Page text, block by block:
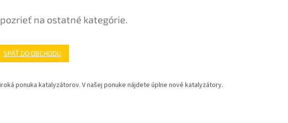
na ostatné kategórie.
SPÄŤ DO OBCHODU
ponuka katalyzátorov. V našej ponuke nájdete úplne nové katalyzátory.